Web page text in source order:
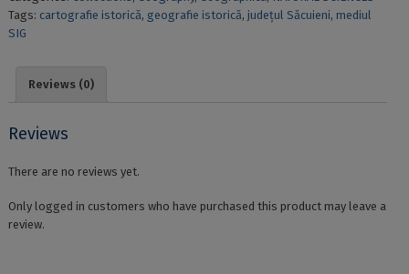
Tags: cartografie istorică, geografie istorică, județul Săcuieni, mediul
SIG
Reviews (0)
Reviews
There are no reviews yet.
Only logged in customers who have purchased this product may leave a
review.